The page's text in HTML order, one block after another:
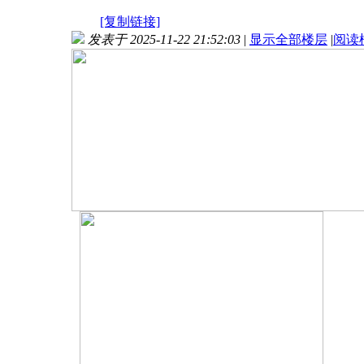
[复制链接]
发表于 2025-11-22 21:52:03 | 显示全部楼层 |阅读